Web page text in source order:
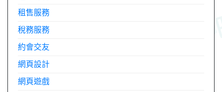
租售服務
稅務服務
約會交友
網頁設計
網頁遊戲